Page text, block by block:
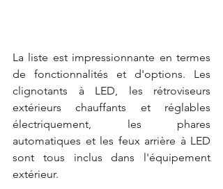
La liste est impressionnante en termes
de fonctionnalités et d'options. Les
clignotants à LED, les rétroviseurs
extérieurs chauffants et réglables
électriquement, les phares
automatiques et les feux arrière à LED
sont tous inclus dans l'équipement
extérieur.